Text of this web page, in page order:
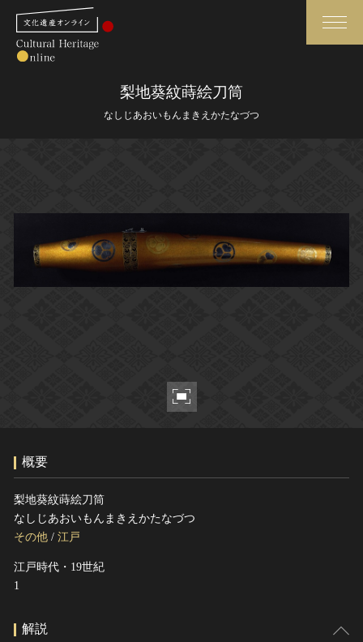
さらに詳細検索
トップ
作品一覧
媒体資料・関連記事等
博物館、美術館の皆さまへ
このサイトについて
サイトのご意見はこちら
文化遺産データベース
梨地葵紋蒔絵刀筒
なしじあおいもんまきえかたなづつ
概要
梨地葵紋蒔絵刀筒
なしじあおいもんまきえかたなづつ
その他 / 江戸
江戸時代・19世紀
1
解説